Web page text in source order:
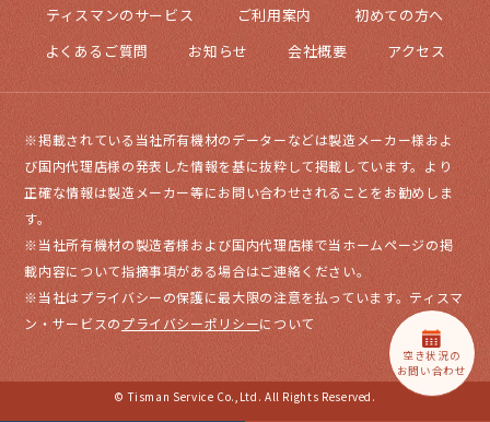
空き状況の
お問い合わせ
ティスマンのサービス ご利用案内
初めての方へ
よくあるご質問
お知らせ 会社概要 アクセス
※掲載されている当社所有機材のデーターなどは製造メーカー様およ
び国内代理店様の発表した情報を基に抜粋して掲載しています。より
正確な情報は製造メーカー等にお問い合わせされることをお勧めしま
す。
※当社所有機材の製造者様および国内代理店様で当ホームページの掲
載内容について指摘事項がある場合はご連絡ください。
※当社はプライバシーの保護に最大限の注意を払っています。ティスマ
ン・サービスのプライバシーポリシーについて
© Tisman Service Co.,Ltd. All Rights Reserved.